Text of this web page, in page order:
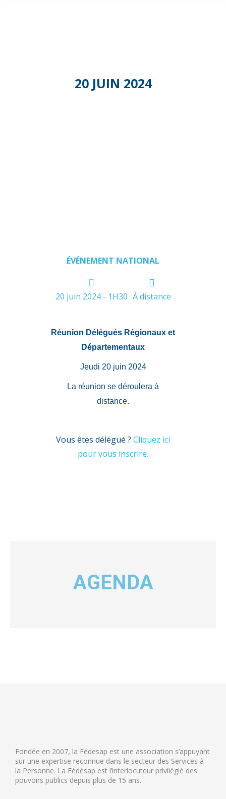
20 JUIN 2024
ÉVÉNEMENT NATIONAL
20 juin 2024 - 1H30 À distance
Réunion Délégués Régionaux et
Départementaux
Jeudi 20 juin 2024
La réunion se déroulera à
distance.
Vous êtes délégué ? Cliquez ici
pour vous inscrire.
AGENDA
Fondée en 2007, la Fédesap est une association s’appuyant
sur une expertise reconnue dans le secteur des Services à
la Personne. La Fédésap est l’interlocuteur privilégié des
pouvoirs publics depuis plus de 15 ans.